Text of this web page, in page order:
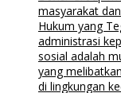
masyarakat
Hukum yang
administrasi
sosial adalah
yang
di lingkungan